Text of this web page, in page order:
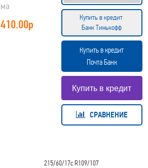
р
Купить в кредит
Банк Тинькофф
Купить в кредит
Почта Банк
СРАВНЕНИЕ
215/60/17c R109/107